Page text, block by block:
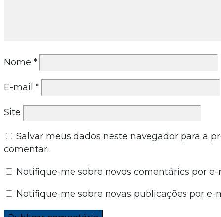
Nome *
E-mail *
Site
Salvar meus dados neste navegador para a
comentar.
Notifique-me sobre novos comentários por e-
Notifique-me sobre novas publicações por e-